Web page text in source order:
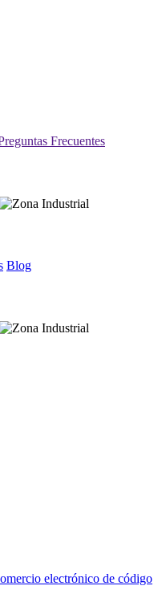
Frecuentes
Blog
electrónico de código